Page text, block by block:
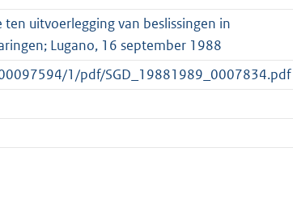
uitvoerlegging van beslissingen in
Lugano, 16 september 1988
1/pdf/SGD_19881989_0007834.pdf